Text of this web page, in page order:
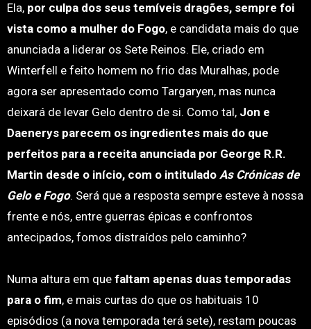
Ela, por culpa dos seus temíveis dragões, sempre foi
vista como a mulher do Fogo, e candidata mais do que
anunciada a liderar os Sete Reinos. Ele, criado em
Winterfell e feito homem no frio das Muralhas, pode
agora ser apresentado como Targaryen, mas nunca
deixará de levar Gelo dentro de si. Como tal, Jon e
Daenerys parecem os ingredientes mais do que
perfeitos para a receita anunciada por George R.R.
Martin desde o início, com o intitulado As Crónicas de
Gelo e Fogo. Será que a resposta sempre esteve à nossa
frente e nós, entre guerras épicas e confrontos
antecipados, fomos distraídos pelo caminho?
Numa altura em que faltam apenas duas temporadas
para o fim, e mais curtas do que os habituais 10
episódios (a nova temporada terá sete), restam poucas